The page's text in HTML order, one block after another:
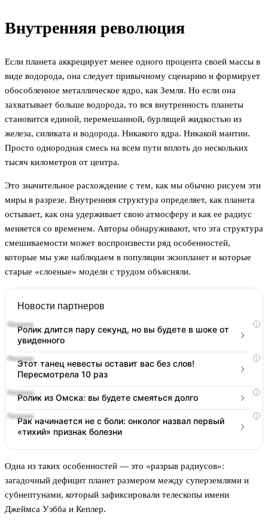
Внутренняя революция
Если планета аккрецирует менее одного процента своей массы в
виде водорода, она следует привычному сценарию и формирует
обособленное металлическое ядро, как Земля. Но если она
захватывает больше водорода, то вся внутренность планеты
становится единой, перемешанной, бурлящей жидкостью из
железа, силиката и водорода. Никакого ядра. Никакой мантии.
Просто однородная смесь на всем пути вплоть до нескольких
тысяч километров от центра.
Это значительное расхождение с тем, как мы обычно рисуем эти
миры в разрезе. Внутренняя структура определяет, как планета
остывает, как она удерживает свою атмосферу и как ее радиус
меняется со временем. Авторы обнаруживают, что эта структура
смешиваемости может воспроизвести ряд особенностей,
которые мы уже наблюдаем в популяции экзопланет и которые
старые «слоеные» модели с трудом объясняли.
Новости партнеров
i
Ролик длится пару секунд, но вы будете в шоке от
увиденного
i
Этот танец невесты оставит вас без слов!
Пересмотрела 10 раз
i
Ролик из Омска: вы будете смеяться долго
i
Рак начинается не с боли: онколог назвал первый
«тихий» признак болезни
Одна из таких особенностей — это «разрыв радиусов»:
загадочный дефицит планет размером между суперземлями и
субнептунами, который зафиксировали телескопы имени
Джеймса Уэбба и Кеплер.